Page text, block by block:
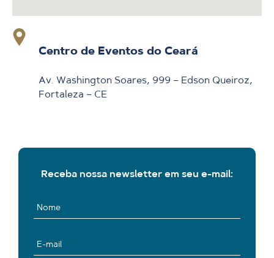
Centro de Eventos do Ceará
Av. Washington Soares, 999 – Edson Queiroz,
Fortaleza – CE
Receba nossa newsletter em seu e-mail: